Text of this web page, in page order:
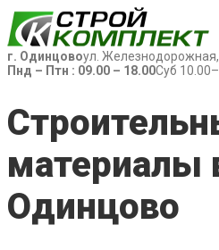
г. Одинцовоул.
Пнд – Птн : 09.00 – 18.00Суб
материалы
Одинцово